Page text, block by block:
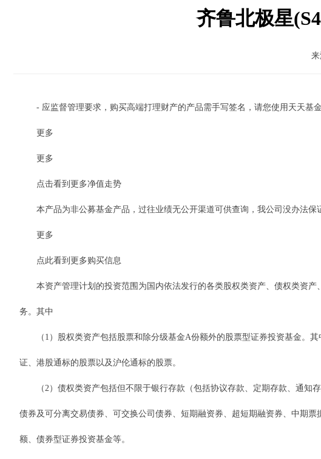
齐鲁北极星
来
- 应监督管理要求，购买高端打理财产的产品需手写签名，请您使用天天基金
更多
更多
点击看到更多净值走势
本产品为非公募基金产品，过往业绩无公开渠道可供查询，我公司没办法保
更多
点此看到更多购买信息
本资产管理计划的投资范围为国内依法发行的各类股权类资产、债权类资产
务。其中
（1）股权类资产包括股票和除分级基金A份额外的股票型证券投资基金。其
证、港股通标的股票以及沪伦通标的股票。
（2）债权类资产包括但不限于银行存款（包括协议存款、定期存款、通知
债券及可分离交易债券、可交换公司债券、短期融资券、超短期融资券、中期
额、债券型证券投资基金等。